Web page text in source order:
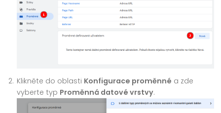
Klikněte do oblasti Konfigurace proměnné a zde
vyberte typ Proměnná datové vrstvy.